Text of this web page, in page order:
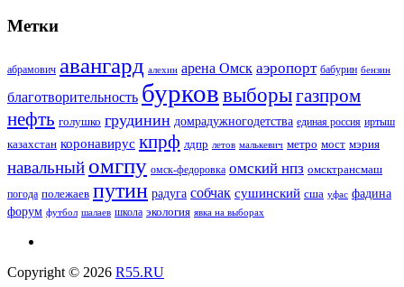
Метки
абрамович авангард алехин арена Омск аэропорт бабурин бензин
благотворительность бурков выборыгазпром
нефть голушко грудинин домрадужногодетства единая россия иртыш
казахстан коронавирус кпрф лдпр летов малькевич метро мост мэрия
навальный омгпу омск-федоровка омский нпз омсктрансмаш
погода полежаев путин радуга собчак сушинский сша уфас фадина
форум футбол шалаев школа экология явка на выборах
Copyright © 2026 R55.RU